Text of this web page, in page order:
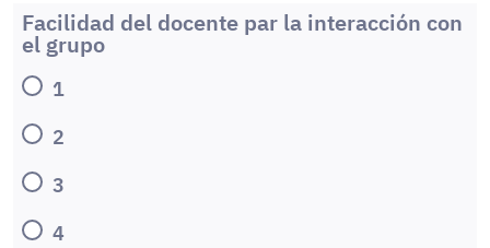
Facilidad del docente par la interacción con
el grupo
1
2
3
4